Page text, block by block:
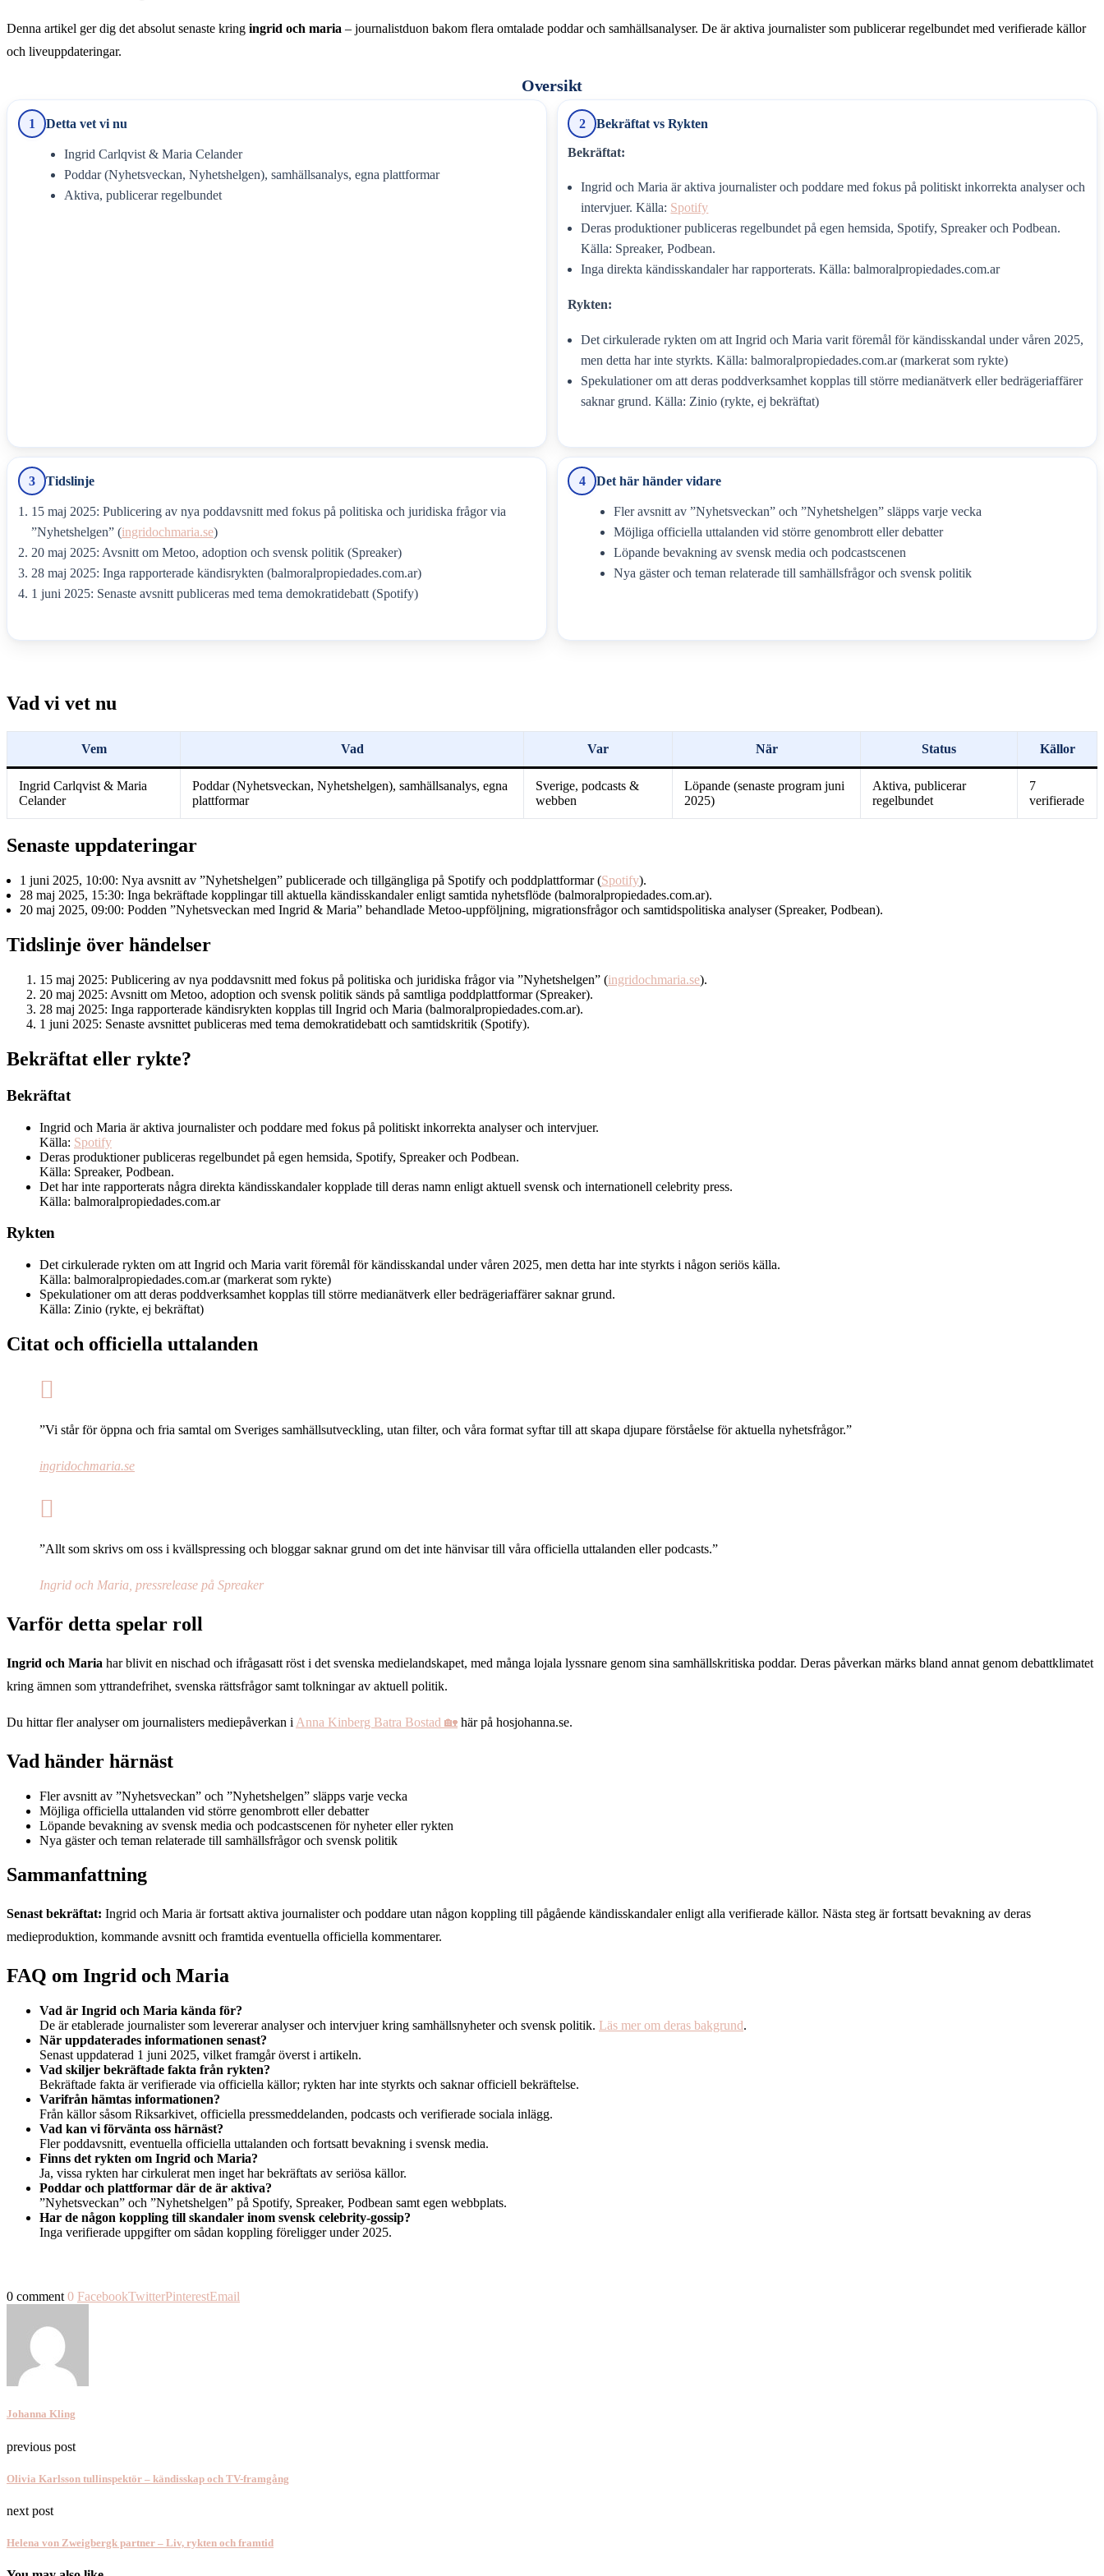
Denna artikel ger dig det absolut senaste kring ingrid och maria – journalistduon bakom flera omtalade poddar och samhällsanalyser. De är aktiva journalister som publicerar regelbundet med verifierade källor
och liveuppdateringar.
Oversikt
1 Detta vet vi nu
Ingrid Carlqvist & Maria Celander
Poddar (Nyhetsveckan, Nyhetshelgen), samhällsanalys, egna plattformar
Aktiva, publicerar regelbundet
2 Bekräftat vs Rykten
Bekräftat:
Ingrid och Maria är aktiva journalister och poddare med fokus på politiskt inkorrekta analyser och
intervjuer. Källa: Spotify
Deras produktioner publiceras regelbundet på egen hemsida, Spotify, Spreaker och Podbean.
Källa: Spreaker, Podbean.
Inga direkta kändisskandaler har rapporterats. Källa: balmoralpropiedades.com.ar
Rykten:
Det cirkulerade rykten om att Ingrid och Maria varit föremål för kändisskandal under våren 2025,
men detta har inte styrkts. Källa: balmoralpropiedades.com.ar (markerat som rykte)
Spekulationer om att deras poddverksamhet kopplas till större medianätverk eller bedrägeriaffärer
saknar grund. Källa: Zinio (rykte, ej bekräftat)
3 Tidslinje
15 maj 2025: Publicering av nya poddavsnitt med fokus på politiska och juridiska frågor via
”Nyhetshelgen” (ingridochmaria.se)
20 maj 2025: Avsnitt om Metoo, adoption och svensk politik (Spreaker)
28 maj 2025: Inga rapporterade kändisrykten (balmoralpropiedades.com.ar)
1 juni 2025: Senaste avsnitt publiceras med tema demokratidebatt (Spotify)
4 Det här händer vidare
Fler avsnitt av ”Nyhetsveckan” och ”Nyhetshelgen” släpps varje vecka
Möjliga officiella uttalanden vid större genombrott eller debatter
Löpande bevakning av svensk media och podcastscenen
Nya gäster och teman relaterade till samhällsfrågor och svensk politik
Vad vi vet nu
Vem Vad Var När Status Källor
Ingrid Carlqvist & Maria
Celander
Poddar (Nyhetsveckan, Nyhetshelgen), samhällsanalys, egna
plattformar
Sverige, podcasts &
webben
Löpande (senaste program juni
2025)
Aktiva, publicerar
regelbundet
7
verifierade
Senaste uppdateringar
1 juni 2025, 10:00: Nya avsnitt av ”Nyhetshelgen” publicerade och tillgängliga på Spotify och poddplattformar (Spotify).
28 maj 2025, 15:30: Inga bekräftade kopplingar till aktuella kändisskandaler enligt samtida nyhetsflöde (balmoralpropiedades.com.ar).
20 maj 2025, 09:00: Podden ”Nyhetsveckan med Ingrid & Maria” behandlade Metoo-uppföljning, migrationsfrågor och samtidspolitiska analyser (Spreaker, Podbean).
Tidslinje över händelser
15 maj 2025: Publicering av nya poddavsnitt med fokus på politiska och juridiska frågor via ”Nyhetshelgen” (ingridochmaria.se).
20 maj 2025: Avsnitt om Metoo, adoption och svensk politik sänds på samtliga poddplattformar (Spreaker).
28 maj 2025: Inga rapporterade kändisrykten kopplas till Ingrid och Maria (balmoralpropiedades.com.ar).
1 juni 2025: Senaste avsnittet publiceras med tema demokratidebatt och samtidskritik (Spotify).
Bekräftat eller rykte?
Bekräftat
Ingrid och Maria är aktiva journalister och poddare med fokus på politiskt inkorrekta analyser och intervjuer.
Källa: Spotify
Deras produktioner publiceras regelbundet på egen hemsida, Spotify, Spreaker och Podbean.
Källa: Spreaker, Podbean.
Det har inte rapporterats några direkta kändisskandaler kopplade till deras namn enligt aktuell svensk och internationell celebrity press.
Källa: balmoralpropiedades.com.ar
Rykten
Det cirkulerade rykten om att Ingrid och Maria varit föremål för kändisskandal under våren 2025, men detta har inte styrkts i någon seriös källa.
Källa: balmoralpropiedades.com.ar (markerat som rykte)
Spekulationer om att deras poddverksamhet kopplas till större medianätverk eller bedrägeriaffärer saknar grund.
Källa: Zinio (rykte, ej bekräftat)
Citat och officiella uttalanden
”Vi står för öppna och fria samtal om Sveriges samhällsutveckling, utan filter, och våra format syftar till att skapa djupare förståelse för aktuella nyhetsfrågor.”
ingridochmaria.se
”Allt som skrivs om oss i kvällspressing och bloggar saknar grund om det inte hänvisar till våra officiella uttalanden eller podcasts.”
Ingrid och Maria, pressrelease på Spreaker
Varför detta spelar roll
Ingrid och Maria har blivit en nischad och ifrågasatt röst i det svenska medielandskapet, med många lojala lyssnare genom sina samhällskritiska poddar. Deras påverkan märks bland annat genom debattklimatet
kring ämnen som yttrandefrihet, svenska rättsfrågor samt tolkningar av aktuell politik.
Du hittar fler analyser om journalisters mediepåverkan i Anna Kinberg Batra Bostad 🏡 här på hosjohanna.se.
Vad händer härnäst
Fler avsnitt av ”Nyhetsveckan” och ”Nyhetshelgen” släpps varje vecka
Möjliga officiella uttalanden vid större genombrott eller debatter
Löpande bevakning av svensk media och podcastscenen för nyheter eller rykten
Nya gäster och teman relaterade till samhällsfrågor och svensk politik
Sammanfattning
Senast bekräftat: Ingrid och Maria är fortsatt aktiva journalister och poddare utan någon koppling till pågående kändisskandaler enligt alla verifierade källor. Nästa steg är fortsatt bevakning av deras
medieproduktion, kommande avsnitt och framtida eventuella officiella kommentarer.
FAQ om Ingrid och Maria
Vad är Ingrid och Maria kända för?
De är etablerade journalister som levererar analyser och intervjuer kring samhällsnyheter och svensk politik. Läs mer om deras bakgrund.
När uppdaterades informationen senast?
Senast uppdaterad 1 juni 2025, vilket framgår överst i artikeln.
Vad skiljer bekräftade fakta från rykten?
Bekräftade fakta är verifierade via officiella källor; rykten har inte styrkts och saknar officiell bekräftelse.
Varifrån hämtas informationen?
Från källor såsom Riksarkivet, officiella pressmeddelanden, podcasts och verifierade sociala inlägg.
Vad kan vi förvänta oss härnäst?
Fler poddavsnitt, eventuella officiella uttalanden och fortsatt bevakning i svensk media.
Finns det rykten om Ingrid och Maria?
Ja, vissa rykten har cirkulerat men inget har bekräftats av seriösa källor.
Poddar och plattformar där de är aktiva?
”Nyhetsveckan” och ”Nyhetshelgen” på Spotify, Spreaker, Podbean samt egen webbplats.
Har de någon koppling till skandaler inom svensk celebrity-gossip?
Inga verifierade uppgifter om sådan koppling föreligger under 2025.
0 comment 0 FacebookTwitterPinterestEmail
Johanna Kling
previous post
Olivia Karlsson tullinspektör – kändisskap och TV-framgång
next post
Helena von Zweigbergk partner – Liv, rykten och framtid